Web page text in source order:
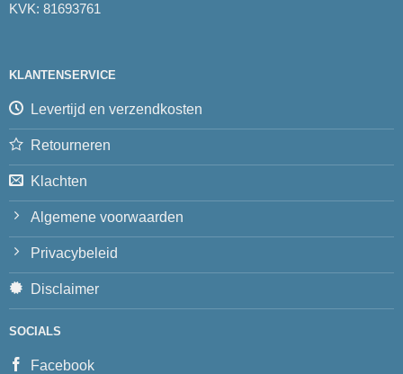
KVK: 81693761
KLANTENSERVICE
Levertijd en verzendkosten
Retourneren
Klachten
Algemene voorwaarden
Privacybeleid
Disclaimer
SOCIALS
Facebook